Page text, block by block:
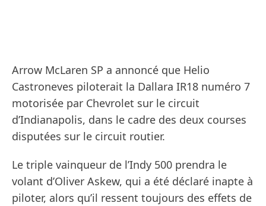
Arrow McLaren SP a annoncé que Helio
Castroneves piloterait la Dallara IR18 numéro 7
motorisée par Chevrolet sur le circuit
d’Indianapolis, dans le cadre des deux courses
disputées sur le circuit routier.
Le triple vainqueur de l’Indy 500 prendra le
volant d’Oliver Askew, qui a été déclaré inapte à
piloter, alors qu’il ressent toujours des effets de